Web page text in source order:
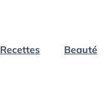
Recettes Beauté